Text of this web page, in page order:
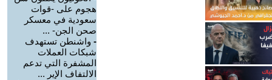
هجوم على -قوات
سعودية في معسكر
صحن الجن- ...
- واشنطن تستهدف
شبكات العملات
المشفرة التي تدعم
الالتفاف الإير ...